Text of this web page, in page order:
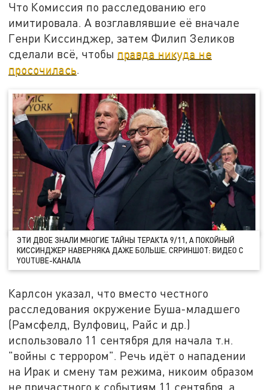
Что Комиссия по расследованию его
имитировала. А возглавлявшие её вначале
Генри Киссинджер, затем Филип Зеликов
сделали всё, чтобы правда никуда не
просочилась.
ЭТИ ДВОЕ ЗНАЛИ МНОГИЕ ТАЙНЫ ТЕРАКТА 9/11, А ПОКОЙНЫЙ
КИССИНДЖЕР НАВЕРНЯКА ДАЖЕ БОЛЬШЕ. СRРИНШОТ: ВИДЕО С
YOUTUBE-КАНАЛА
Карлсон указал, что вместо честного
расследования окружение Буша-младшего
(Рамсфелд, Вулфовиц, Райс и др.)
использовало 11 сентября для начала т.н.
"войны с террором". Речь идёт о нападении
на Ирак и смену там режима, никоим образом
не причастного к событиям 11 сентября, а